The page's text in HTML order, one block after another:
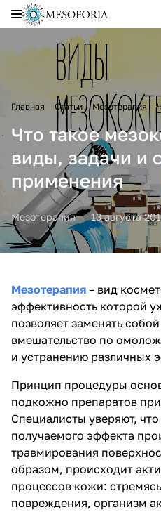
Главная Статьи Мезотерапия
Что такое
виды, задачи и
применения
Мезотерапия 13 августа
Мезотерапия – вид
эффективность которой
позволяет заменять
вмешательство по
и устранению различных
Принцип процедуры
подкожно препаратов
Специалисты уверяют,
получаемого эффекта
травмирования
образом, происходит
процессов кожи:
повреждения, организм